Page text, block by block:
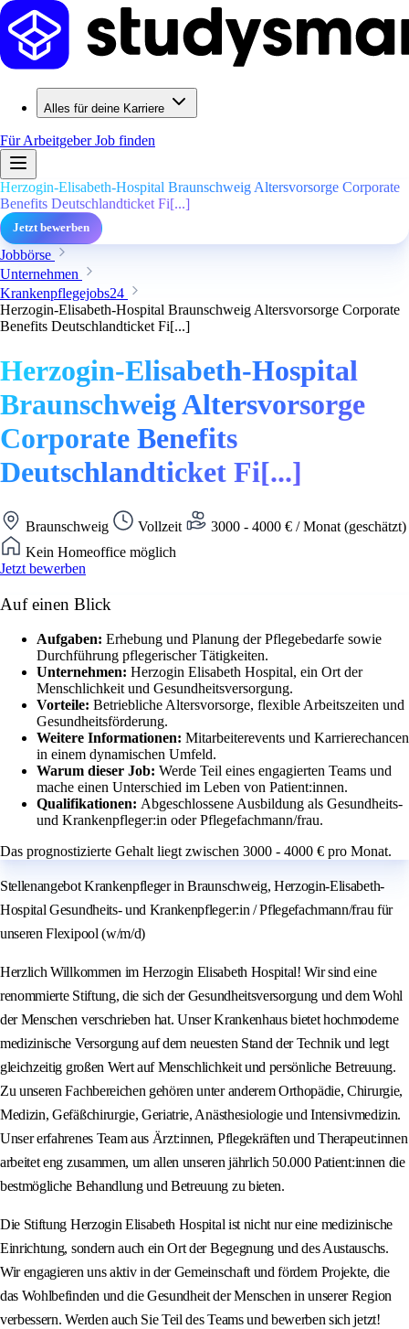
Alles für deine Karriere
Für ArbeitgeberJob finden
Herzogin-Elisabeth-Hospital Braunschweig Altersvorsorge Corporate
Benefits Deutschlandticket Fi[...]
Jetzt bewerben
Jobbörse
Unternehmen
Krankenpflegejobs24
Herzogin-Elisabeth-Hospital Braunschweig Altersvorsorge Corporate
Benefits Deutschlandticket Fi[...]
Herzogin-Elisabeth-Hospital
Braunschweig Altersvorsorge
Corporate Benefits
Deutschlandticket Fi[...]
Braunschweig Vollzeit
3000 - 4000 € / Monat (geschätzt)
Kein Homeoffice möglich
Jetzt bewerben
Auf einen Blick
Aufgaben: Erhebung und Planung der Pflegebedarfe sowie
Durchführung pflegerischer Tätigkeiten.
Unternehmen: Herzogin Elisabeth Hospital, ein Ort der
Menschlichkeit und Gesundheitsversorgung.
Vorteile: Betriebliche Altersvorsorge, flexible Arbeitszeiten und
Gesundheitsförderung.
Weitere Informationen: Mitarbeiterevents und Karrierechancen
in einem dynamischen Umfeld.
Warum dieser Job: Werde Teil eines engagierten Teams und
mache einen Unterschied im Leben von Patient:innen.
Qualifikationen: Abgeschlossene Ausbildung als Gesundheits-
und Krankenpfleger:in oder Pflegefachmann/frau.
Das prognostizierte Gehalt liegt zwischen 3000 - 4000 € pro Monat.
Stellenangebot Krankenpfleger in Braunschweig, Herzogin-Elisabeth-
Hospital Gesundheits- und Krankenpfleger:in / Pflegefachmann/frau für
unseren Flexipool (w/m/d)
Herzlich Willkommen im Herzogin Elisabeth Hospital! Wir sind eine
renommierte Stiftung, die sich der Gesundheitsversorgung und dem Wohl
der Menschen verschrieben hat. Unser Krankenhaus bietet hochmoderne
medizinische Versorgung auf dem neuesten Stand der Technik und legt
gleichzeitig großen Wert auf Menschlichkeit und persönliche Betreuung.
Zu unseren Fachbereichen gehören unter anderem Orthopädie, Chirurgie,
Medizin, Gefäßchirurgie, Geriatrie, Anästhesiologie und Intensivmedizin.
Unser erfahrenes Team aus Ärzt:innen, Pflegekräften und Therapeut:innen
arbeitet eng zusammen, um allen unseren jährlich 50.000 Patient:innen die
bestmögliche Behandlung und Betreuung zu bieten.
Die Stiftung Herzogin Elisabeth Hospital ist nicht nur eine medizinische
Einrichtung, sondern auch ein Ort der Begegnung und des Austauschs.
Wir engagieren uns aktiv in der Gemeinschaft und fördern Projekte, die
das Wohlbefinden und die Gesundheit der Menschen in unserer Region
verbessern. Werden auch Sie Teil des Teams und bewerben sich jetzt!